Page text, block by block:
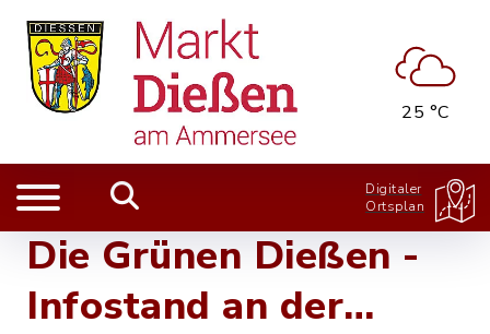
25 °C
Digitaler
Ortsplan
Die Grünen Dießen -
Infostand an der